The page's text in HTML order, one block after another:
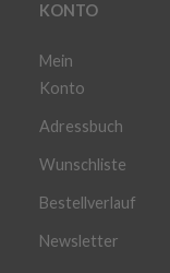
KONTO
Mein
Konto
Adressbuch
Wunschliste
Bestellverlauf
Newsletter